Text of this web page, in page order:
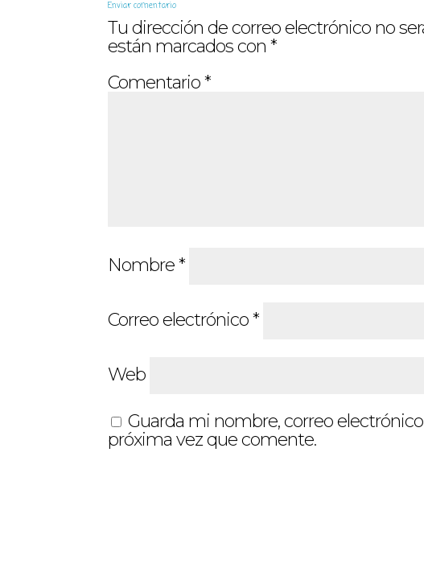
Enviar comentario
Tu dirección de correo electrónico no
están marcados con*
Comentario*
Nombre*
Correo electrónico*
Web
Guarda mi nombre, correo
próxima vez que comente.